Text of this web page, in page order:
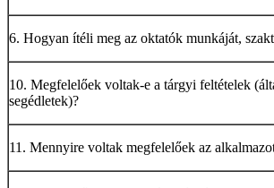
6. Hogyan ítéli meg az oktatók munkáját,
10. Megfelelőek voltak-e a tárgyi feltételek
segédletek)?
11. Mennyire voltak megfelelőek az